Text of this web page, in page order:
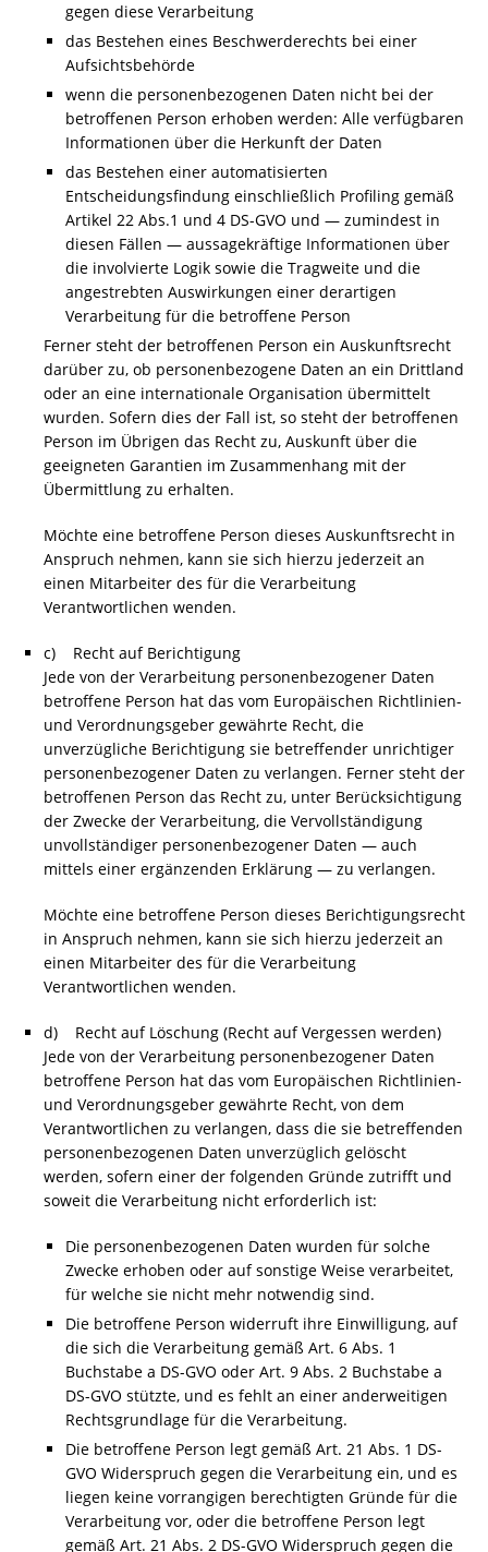
gegen diese Verarbeitung
das Bestehen eines Beschwerderechts bei einer
Aufsichtsbehörde
wenn die personenbezogenen Daten nicht bei der
betroffenen Person erhoben werden: Alle verfügbaren
Informationen über die Herkunft der Daten
das Bestehen einer automatisierten
Entscheidungsfindung einschließlich Profiling gemäß
Artikel 22 Abs.1 und 4 DS-GVO und — zumindest in
diesen Fällen — aussagekräftige Informationen über
die involvierte Logik sowie die Tragweite und die
angestrebten Auswirkungen einer derartigen
Verarbeitung für die betroffene Person
Ferner steht der betroffenen Person ein Auskunftsrecht
darüber zu, ob personenbezogene Daten an ein Drittland
oder an eine internationale Organisation übermittelt
wurden. Sofern dies der Fall ist, so steht der betroffenen
Person im Übrigen das Recht zu, Auskunft über die
geeigneten Garantien im Zusammenhang mit der
Übermittlung zu erhalten.
Möchte eine betroffene Person dieses Auskunftsrecht in
Anspruch nehmen, kann sie sich hierzu jederzeit an
einen Mitarbeiter des für die Verarbeitung
Verantwortlichen wenden.
c) Recht auf Berichtigung
Jede von der Verarbeitung personenbezogener Daten
betroffene Person hat das vom Europäischen Richtlinien-
und Verordnungsgeber gewährte Recht, die
unverzügliche Berichtigung sie betreffender unrichtiger
personenbezogener Daten zu verlangen. Ferner steht der
betroffenen Person das Recht zu, unter Berücksichtigung
der Zwecke der Verarbeitung, die Vervollständigung
unvollständiger personenbezogener Daten — auch
mittels einer ergänzenden Erklärung — zu verlangen.
Möchte eine betroffene Person dieses Berichtigungsrecht
in Anspruch nehmen, kann sie sich hierzu jederzeit an
einen Mitarbeiter des für die Verarbeitung
Verantwortlichen wenden.
d) Recht auf Löschung (Recht auf Vergessen werden)
Jede von der Verarbeitung personenbezogener Daten
betroffene Person hat das vom Europäischen Richtlinien-
und Verordnungsgeber gewährte Recht, von dem
Verantwortlichen zu verlangen, dass die sie betreffenden
personenbezogenen Daten unverzüglich gelöscht
werden, sofern einer der folgenden Gründe zutrifft und
soweit die Verarbeitung nicht erforderlich ist:
Die personenbezogenen Daten wurden für solche
Zwecke erhoben oder auf sonstige Weise verarbeitet,
für welche sie nicht mehr notwendig sind.
Die betroffene Person widerruft ihre Einwilligung, auf
die sich die Verarbeitung gemäß Art. 6 Abs. 1
Buchstabe a DS-GVO oder Art. 9 Abs. 2 Buchstabe a
DS-GVO stützte, und es fehlt an einer anderweitigen
Rechtsgrundlage für die Verarbeitung.
Die betroffene Person legt gemäß Art. 21 Abs. 1 DS-
GVO Widerspruch gegen die Verarbeitung ein, und es
liegen keine vorrangigen berechtigten Gründe für die
Verarbeitung vor, oder die betroffene Person legt
gemäß Art. 21 Abs. 2 DS-GVO Widerspruch gegen die